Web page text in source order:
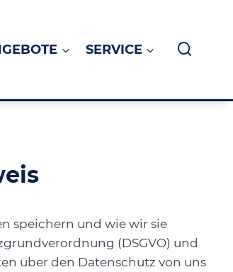
SERVICE
speichern und wie wir sie
(DSGVO) und
über den Datenschutz von uns